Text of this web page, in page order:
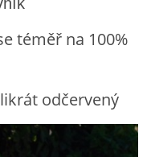
téměř na 100%
odčervený